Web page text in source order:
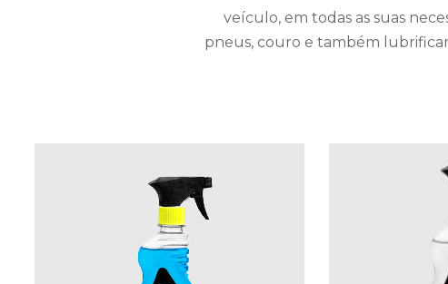
veículo, em todas as suas
pneus, couro e também